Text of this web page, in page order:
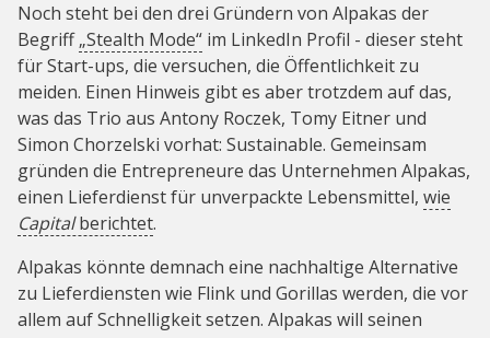
Noch steht bei den drei Gründern von Alpakas der
Begriff„Stealth Mode“ im LinkedIn Profil - dieser steht
für Start-ups, die versuchen, die Öffentlichkeit zu
meiden. Einen Hinweis gibt es aber trotzdem auf das,
was das Trio aus Antony Roczek, Tomy Eitner und
Simon Chorzelski vorhat: Sustainable. Gemeinsam
gründen die Entrepreneure das Unternehmen Alpakas,
einen Lieferdienst für unverpackte Lebensmittel, wie
Capitalberichtet.
Alpakas könnte demnach eine nachhaltige Alternative
zu Lieferdiensten wie Flink und Gorillas werden, die vor
allem auf Schnelligkeit setzen. Alpakas will seinen